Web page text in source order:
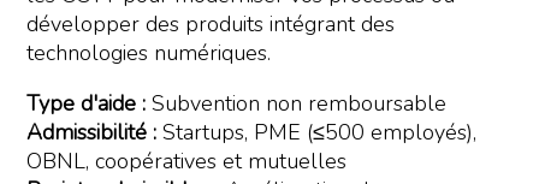
développer des produits intégrant des
technologies numériques.
Type d'aide :Subvention non remboursable
Admissibilité :Startups, PME (≤500 employés),
OBNL, coopératives et mutuelles